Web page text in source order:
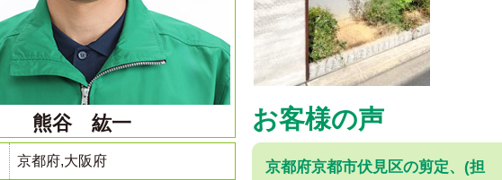
熊谷 紘一
京都府,大阪府
お客様の声
京都府京都市伏見区の剪定、(担